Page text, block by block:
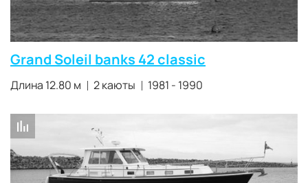
Grand Soleil banks 42 classic
Длина 12.80 м 2 каюты 1981 - 1990